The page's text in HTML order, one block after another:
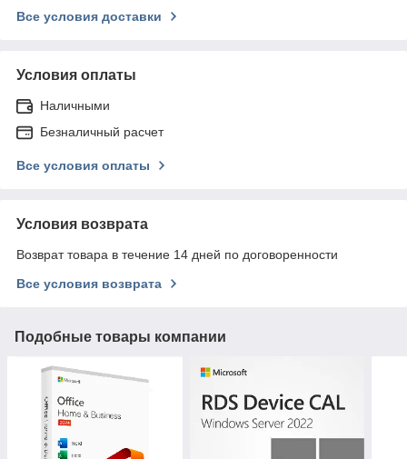
Все условия доставки
Условия оплаты
Наличными
Безналичный расчет
Все условия оплаты
Условия возврата
Возврат товара в течение 14 дней по договоренности
Все условия возврата
Подобные товары компании